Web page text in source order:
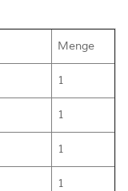
Menge
1
1
1
1